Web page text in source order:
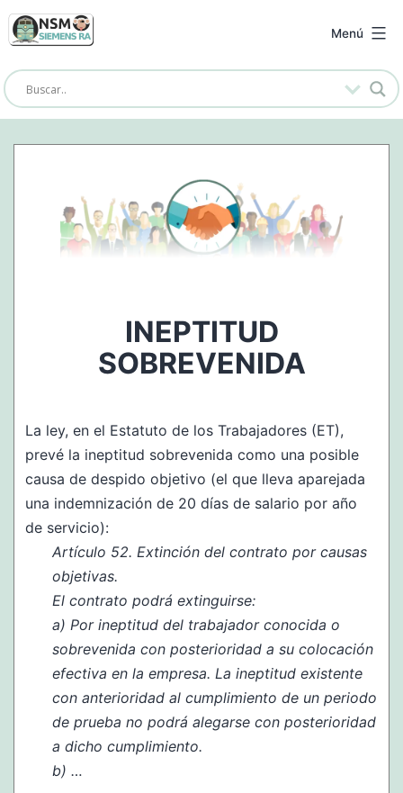
Saltar
NSM
RA
Menú
INEPTITUD
SOBREVENIDA
La ley, en el Estatuto de los Trabajadores (ET),
prevé la ineptitud sobrevenida como una posible
causa de despido objetivo (el que lleva aparejada
una indemnización de 20 días de salario por año
de servicio):
Artículo 52. Extinción del contrato por causas
objetivas.
El contrato podrá extinguirse:
a) Por ineptitud del trabajador conocida o
sobrevenida con posterioridad a su colocación
efectiva en la empresa. La ineptitud existente
con anterioridad al cumplimiento de un periodo
de prueba no podrá alegarse con posterioridad
a dicho cumplimiento.
b) …